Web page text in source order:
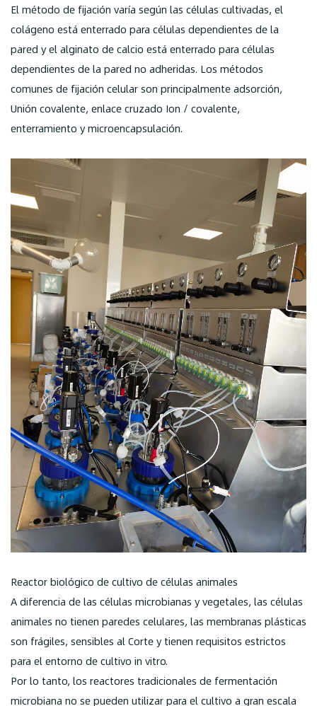
El método de fijación varía según las células cultivadas, el
colágeno está enterrado para células dependientes de la
pared y el alginato de calcio está enterrado para células
dependientes de la pared no adheridas. Los métodos
comunes de fijación celular son principalmente adsorción,
Unión covalente, enlace cruzado Ion / covalente,
enterramiento y microencapsulación.
Reactor biológico de cultivo de células animales
A diferencia de las células microbianas y vegetales, las células
animales no tienen paredes celulares, las membranas plásticas
son frágiles, sensibles al Corte y tienen requisitos estrictos
para el entorno de cultivo in vitro.
Por lo tanto, los reactores tradicionales de fermentación
microbiana no se pueden utilizar para el cultivo a gran escala